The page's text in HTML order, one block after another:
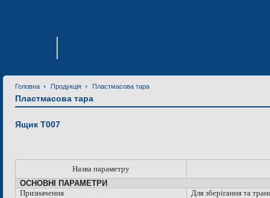
Головна Продукція Пластмасова тара
Пластмасова тара
Ящик Т007
Назва параметру
ОСНОВНІ ПАРАМЕТРИ
Призначення
Для зберігання та